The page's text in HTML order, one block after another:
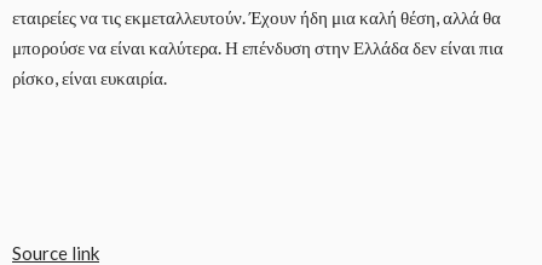
εταιρείες να τις εκμεταλλευτούν. Έχουν ήδη μια καλή θέση, αλλά θα
μπορούσε να είναι καλύτερα. Η επένδυση στην Ελλάδα δεν είναι πια
ρίσκο, είναι ευκαιρία.
Source link